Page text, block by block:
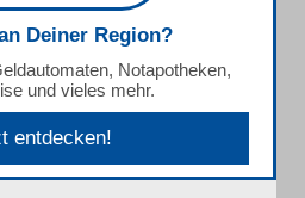
Deiner Region?
Notapotheken,
und vieles mehr.
entdecken!